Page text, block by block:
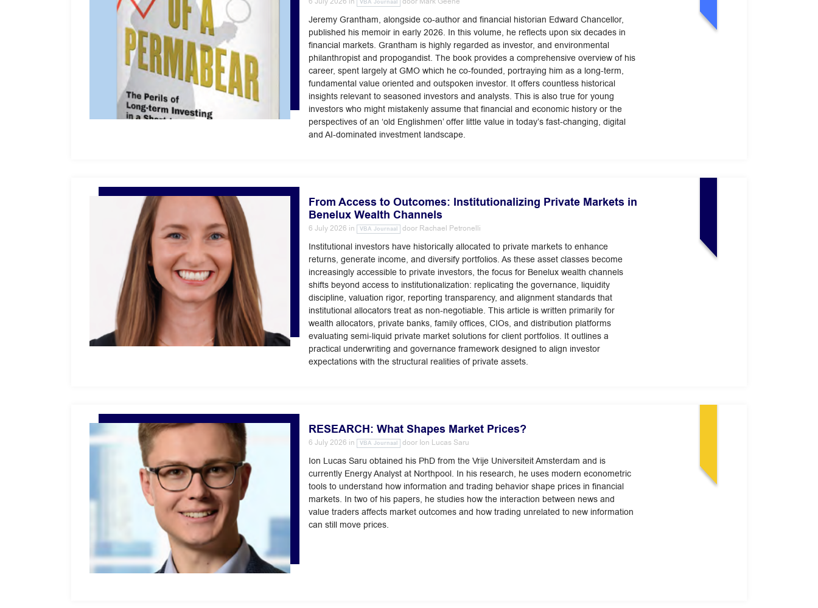
VBA Journaal
Jeremy Grantham, alongside co-author and financial historian Edward Chancellor,
published his memoir in early 2026. In this volume, he reflects upon six decades in
financial markets. Grantham is highly regarded as investor, and environmental
philanthropist and propogandist. The book provides a comprehensive overview of his
career, spent largely at GMO which he co-founded, portraying him as a long-term,
fundamental value oriented and outspoken investor. It offers countless historical
insights relevant to seasoned investors and analysts. This is also true for young
investors who might mistakenly assume that financial and economic history or the
perspectives of an ‘old Englishmen’ offer little value in today’s fast-changing, digital
and AI-dominated investment landscape.
From Access to Outcomes: Institutionalizing Private Markets in
Benelux Wealth Channels
6 July 2026 in VBA Journaal door Rachael Petronelli
Institutional investors have historically allocated to private markets to enhance
returns, generate income, and diversify portfolios. As these asset classes become
increasingly accessible to private investors, the focus for Benelux wealth channels
shifts beyond access to institutionalization: replicating the governance, liquidity
discipline, valuation rigor, reporting transparency, and alignment standards that
institutional allocators treat as non-negotiable. This article is written primarily for
wealth allocators, private banks, family offices, CIOs, and distribution platforms
evaluating semi-liquid private market solutions for client portfolios. It outlines a
practical underwriting and governance framework designed to align investor
expectations with the structural realities of private assets.
RESEARCH: What Shapes Market Prices?
6 July 2026 in VBA Journaal door Ion Lucas Saru
Ion Lucas Saru obtained his PhD from the Vrije Universiteit Amsterdam and is
currently Energy Analyst at Northpool. In his research, he uses modern econometric
tools to understand how information and trading behavior shape prices in financial
markets. In two of his papers, he studies how the interaction between news and
value traders affects market outcomes and how trading unrelated to new information
can still move prices.